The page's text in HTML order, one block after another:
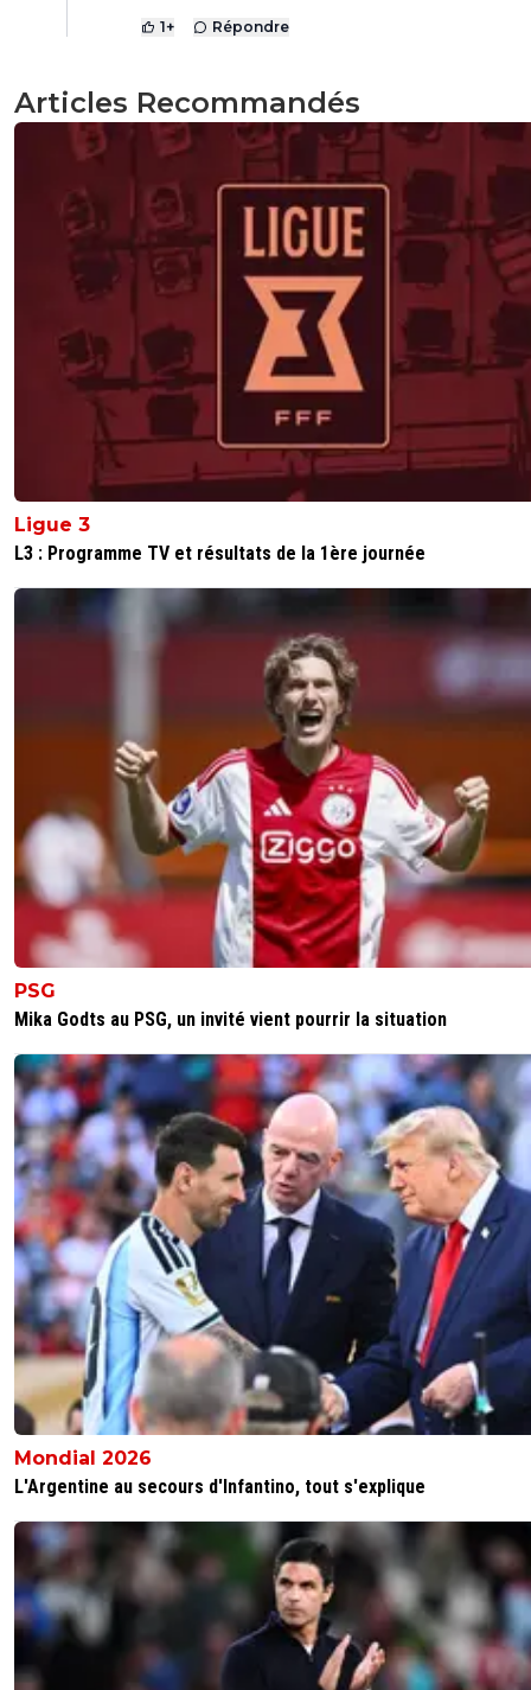
1+ Répondre
Articles Recommandés
Ligue 3
L3 : Programme TV et résultats de la 1ère journée
PSG
Mika Godts au PSG, un invité vient pourrir la situation
Mondial 2026
L'Argentine au secours d'Infantino, tout s'explique